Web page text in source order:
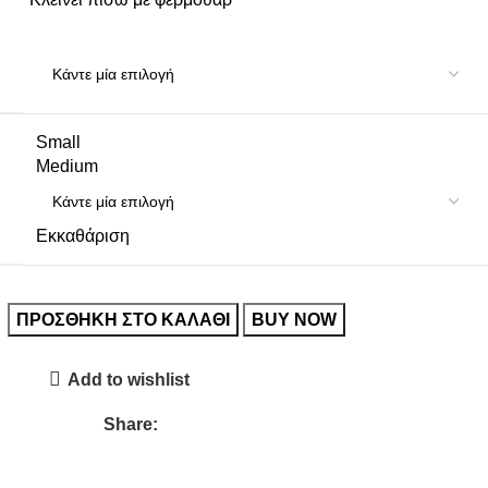
Small
Medium
Εκκαθάριση
ΠΡΟΣΘΉΚΗ ΣΤΟ ΚΑΛΆΘΙ BUY NOW
Add to wishlist
Share: